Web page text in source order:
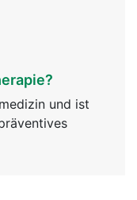
und ist